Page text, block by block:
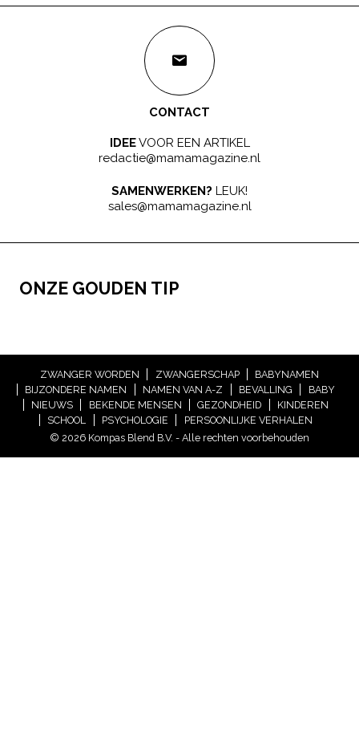
CONTACT
IDEEVOOR EEN ARTIKEL
redactie@mamamagazine.nl
SAMENWERKEN? LEUK!
sales@mamamagazine.nl
ONZE GOUDEN TIP
ZWANGER WORDEN ZWANGERSCHAP
BABYNAMEN
BIJZONDERE NAMEN
NAMEN VAN A-Z BEVALLING
BABY
NIEUWS
BEKENDE MENSEN GEZONDHEID
KINDEREN
SCHOOL
PSYCHOLOGIE
PERSOONLIJKE VERHALEN
© 2026 Kompas Blend B.V. - Alle rechten voorbehouden